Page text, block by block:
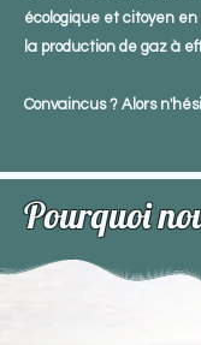
écologique et citoyen
la production de gaz à
Convaincus ? Alors
Pourquoi